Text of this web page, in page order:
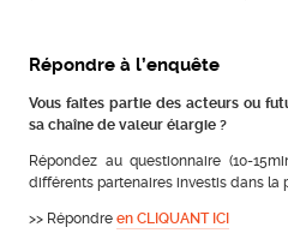
Répondre à l’enquête
Vous faites partie des acteurs ou
sa chaîne de valeur élargie ?
Répondez au questionnaire (10-
différents partenaires investis dans la
>> Répondre en CLIQUANT ICI